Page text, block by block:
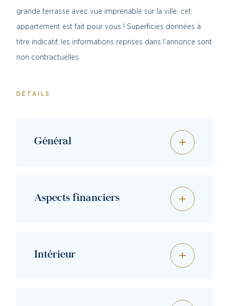
grande terrasse avec vue imprenable sur la ville, cet
appartement est fait pour vous ! Superficies données à
titre indicatif, les informations reprises dans l’annonce sont
non contractuelles.
DÉTAILS
Général
Aspects financiers
Intérieur